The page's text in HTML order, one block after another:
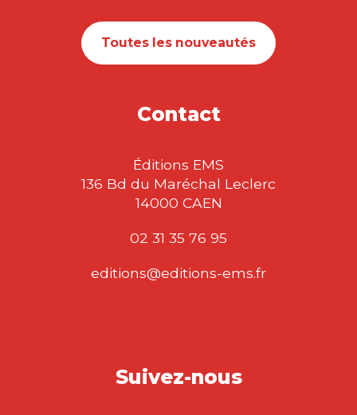
Toutes les nouveautés
Contact
Éditions EMS
136 Bd du Maréchal Leclerc
14000 CAEN
02 31 35 76 95
editions@editions-ems.fr
Suivez-nous